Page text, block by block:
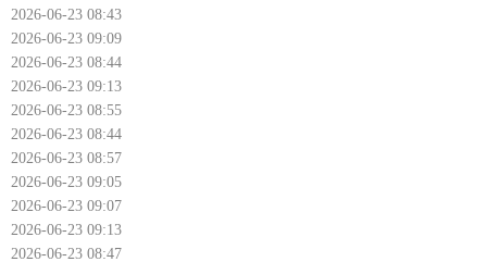
2026-06-23 08:43
2026-06-23 09:09
2026-06-23 08:44
2026-06-23 09:13
2026-06-23 08:55
2026-06-23 08:44
2026-06-23 08:57
2026-06-23 09:05
2026-06-23 09:07
2026-06-23 09:13
2026-06-23 08:47